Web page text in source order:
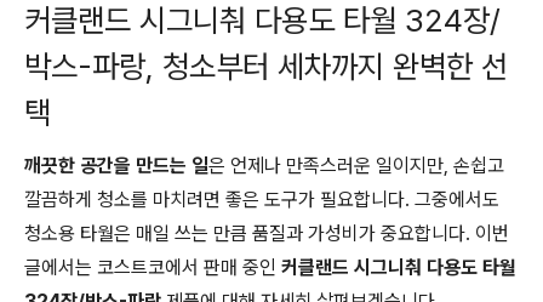
커클랜드 시그니춰 다용도 타월 324장/
박스-파랑, 청소부터 세차까지 완벽한 선
택
깨끗한 공간을 만드는 일은 언제나 만족스러운 일이지만, 손쉽고
깔끔하게 청소를 마치려면 좋은 도구가 필요합니다. 그중에서도
청소용 타월은 매일 쓰는 만큼 품질과 가성비가 중요합니다. 이번
글에서는 코스트코에서 판매 중인 커클랜드 시그니춰 다용도 타월